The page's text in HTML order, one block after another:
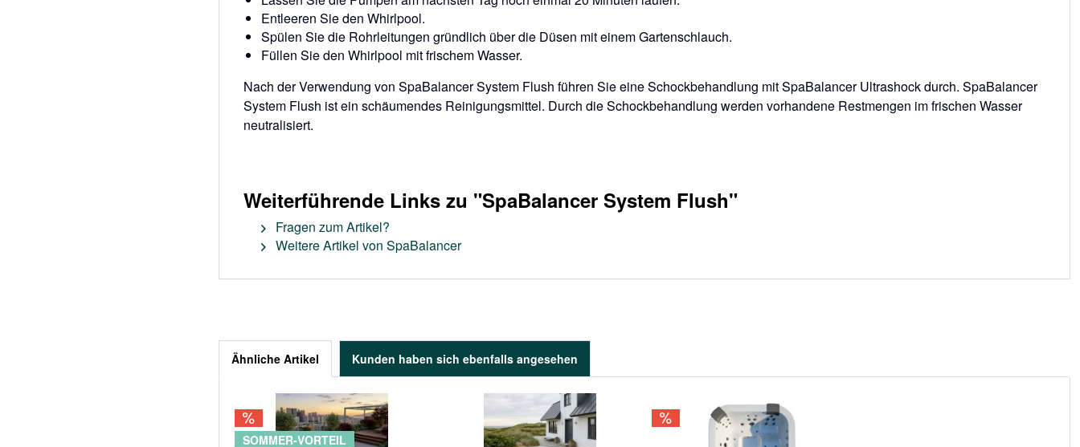
Entleeren Sie den Whirlpool.
Spülen Sie die Rohrleitungen gründlich über die Düsen mit einem Gartenschlauch.
Füllen Sie den Whirlpool mit frischem Wasser.
Nach der Verwendung von SpaBalancer System Flush führen Sie eine Schockbehandlung mit SpaBalancer Ultrashock durch. SpaBalancer
System Flush ist ein schäumendes Reinigungsmittel. Durch die Schockbehandlung werden vorhandene Restmengen im frischen Wasser
neutralisiert.
Weiterführende Links zu "SpaBalancer System Flush"
Fragen zum Artikel?
Weitere Artikel von SpaBalancer
Ähnliche Artikel Kunden haben sich ebenfalls angesehen
SOMMER-VORTEIL